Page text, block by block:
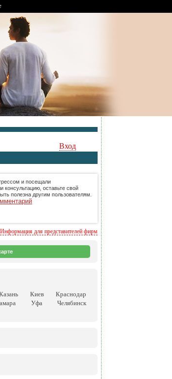
Вход
и посещали
консультацию, оставьте свой
полезна другим пользователям.
Информация для представителей фирм
Киев
Краснодар
Уфа
Челябинск